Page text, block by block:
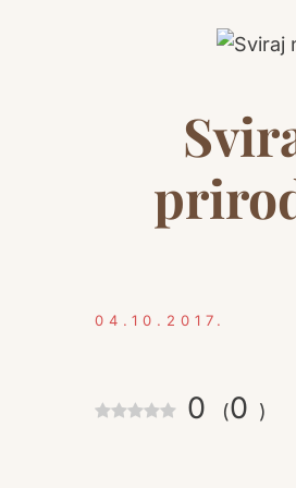
04.10.2017.
0 (0 )